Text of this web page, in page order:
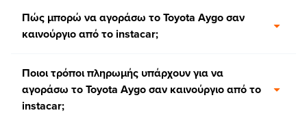
Πώς μπορώ να αγοράσω το Toyota Aygo σαν
καινούργιο από το instacar;
Ποιοι τρόποι πληρωμής υπάρχουν για να
αγοράσω το Toyota Aygo σαν καινούργιο από το
instacar;